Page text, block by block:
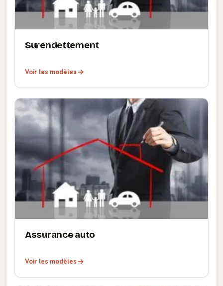
Surendettement
Voir les modèles
Assurance auto
Voir les modèles